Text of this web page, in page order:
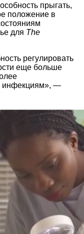
прыгать,
положение в
для The
регулировать
еще больше
инфекциям», —